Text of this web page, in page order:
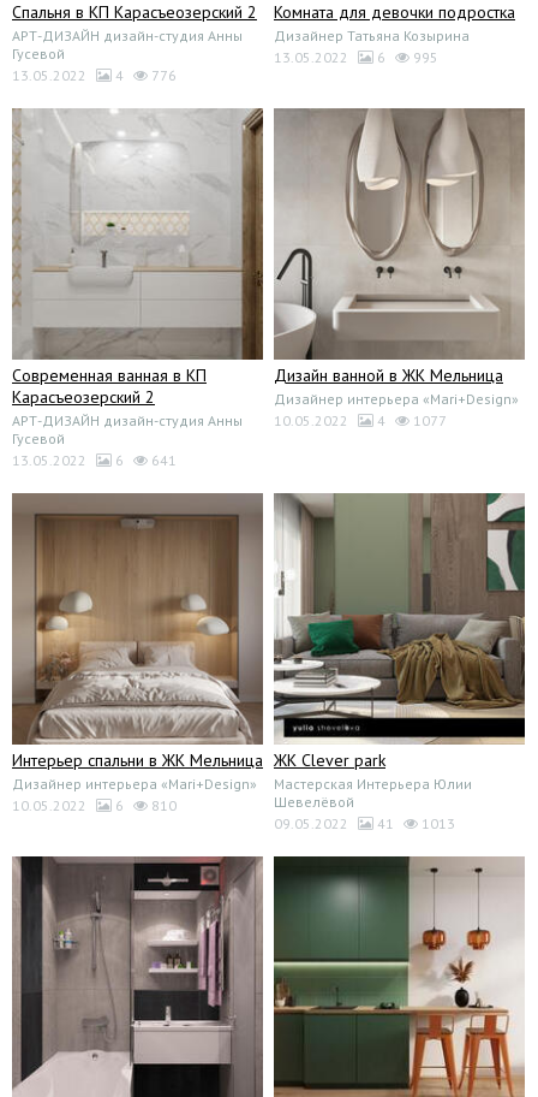
Спальня в КП Карасъеозерский 2
АРТ-ДИЗАЙН дизайн-студия Анны
Гусевой
13.05.2022
4 776
Комната для девочки подростка
Дизайнер Татьяна Козырина
13.05.2022
6 995
Современная ванная в КП
Карасъеозерский 2
АРТ-ДИЗАЙН дизайн-студия Анны
Гусевой
13.05.2022
6 641
Дизайн ванной в ЖК Мельница
Дизайнер интерьера «Mari+Design»
10.05.2022
4 1077
Интерьер спальни в ЖК Мельница
Дизайнер интерьера «Mari+Design»
10.05.2022
6 810
ЖК Clever park
Мастерская Интерьера Юлии
Шевелёвой
09.05.2022
41 1013